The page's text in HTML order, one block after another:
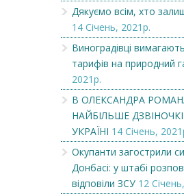
Дякуємо всім, хто
14 Січень, 2021р.
Виноградівці
тарифів на природний
2021р.
В ОЛЕКСАНДРА
НАЙБІЛЬШЕ
УКРАЇНІ 14 Січень,
Окупанти загострили
Донбасі: у штабі
відповіли ЗСУ 12